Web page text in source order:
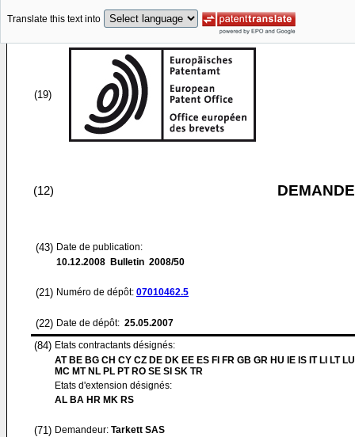
Translate this text into
(19)
(12)
(43) Date de publication:
10.12.2008 Bulletin 2008/50
(21) Numéro de dépôt: 07010462.5
(22) Date de dépôt: 25.05.2007
(84) Etats contractants désignés:
AT BE BG CH CY CZ DE DK EE ES FI FR GB GR HU IE IS IT LI LT
MC MT NL PL PT RO SE SI SK TR
Etats d'extension désignés:
AL BA HR MK RS
(71) Demandeur: Tarkett SAS